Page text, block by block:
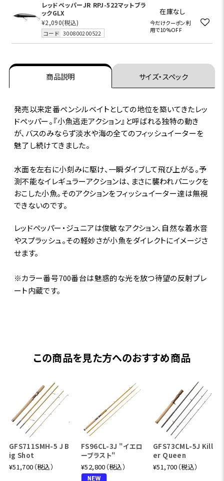
レッドペッパーJR RPJ-522マットブラ
ックGLX
¥2,090(税込)
コード 300800200522
在庫なし
今だけクーポン利
用で10%OFF
商品説明 サイズ・スペック
発売以来定番ペンシルベイトとしての地位を築いてきたレッ
ドペッパー。『小魚逃走アクション』と呼ばれる独特の動き
が、バスのみならず淡水や海の全てのフィッシュイーターを
魅了し続けてきました。
水面を左右に小刻みに駆け、一瞬ダイブして飛び上がる。予
測不能なイレギュラーアクションは、まさに襲われパニックを
おこした小魚。そのアクションをフィッシュイーター達は無視
できないのです。
レッドペッパー・ジュニアは俊敏なアクション、自然な着水音
やスプラッシュ。その軽妙さが小魚をダイレクトにイメージさ
せます。
※カラー番号700番台は魅惑的な光を放つ待望の反射プレ
ート内蔵です。
この商品を見た方へのおすすめ商品
GFS711SMH-5 J B
ig Shot
¥51,700（税込）
FS96CL-3J "イエロ
ーブラスト"
¥52,800（税込）
GFS73CML-5J Kill
er Queen
¥51,700（税込）